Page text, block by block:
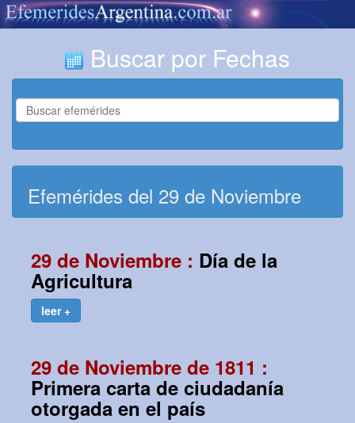
Buscar por Fechas
Efemérides del 29 de Noviembre
29 de Noviembre : Día de la
Agricultura
leer +
29 de Noviembre de 1811 :
Primera carta de ciudadanía
otorgada en el país